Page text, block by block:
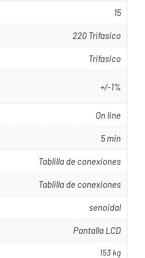
15
220 Trifasico
Trifasico
+/-1%
On line
5 min
Tablilla de conexiones
Tablilla de conexiones
senoidal
Pantalla LCD
153 kg